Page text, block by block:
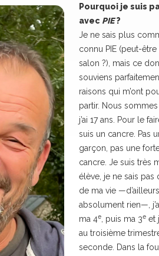
Pourquoi je suis
avec PIE?
Je ne sais plus
connu PIE (peut-être
salon ?), mais ce
souviens
raisons qui m’ont
partir. Nous sommes
j’ai 17 ans. Pour le
suis un cancre. Pas
garçon, pas une
cancre. Je suis très
élève, je ne sais pas
de ma vie
absolument rien—,
ma 4e , puis ma 3e et
au troisième
seconde. Dans la